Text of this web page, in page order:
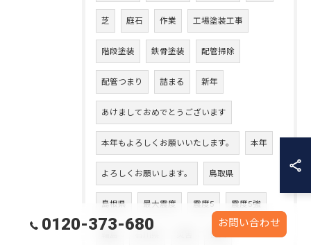
芝 庭石 作業 工場塗装工事
階段塗装 鉄骨塗装 配管掃除
配管つまり 詰まる 新年
あけましておめでとうございます
本年もよろしくお願いいたします。 本年
よろしくお願いします。 鳥取県
島根県 最大震度 震度5 震度5強
復興
0120-373-680 お問い合わせ